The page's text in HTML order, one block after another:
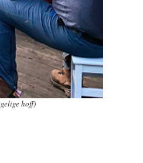
hoff)